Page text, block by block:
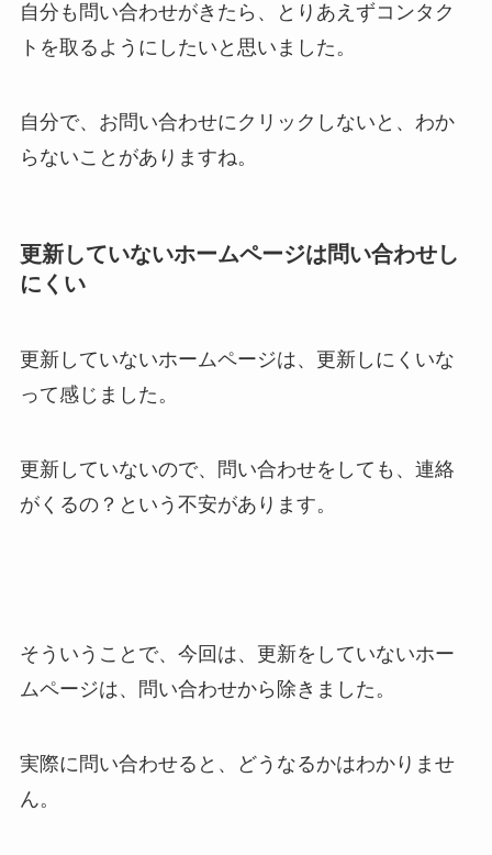
自分も問い合わせがきたら、とりあえずコンタク
トを取るようにしたいと思いました。
自分で、お問い合わせにクリックしないと、わか
らないことがありますね。
更新していないホームページは問い合わせし
にくい
更新していないホームページは、更新しにくいな
って感じました。
更新していないので、問い合わせをしても、連絡
がくるの？という不安があります。
そういうことで、今回は、更新をしていないホー
ムページは、問い合わせから除きました。
実際に問い合わせると、どうなるかはわかりませ
ん。